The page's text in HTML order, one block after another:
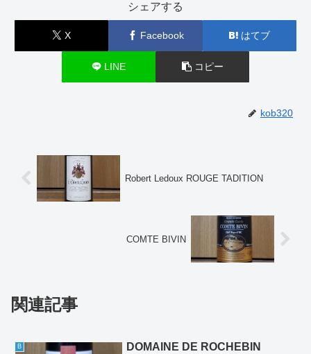
シェアする
X Facebook はてブ
LINE コピー
kob320
Robert Ledoux ROUGE TADITION
COMTE BIVIN
関連記事
B
DOMAINE DE ROCHEBIN